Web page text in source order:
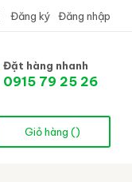
Đăng ký Đăng nhập
Đặt hàng nhanh
0915 79 25 26
Giỏ hàng ()